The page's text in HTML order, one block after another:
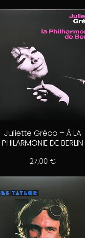
Juliette Gréco – À LA
PHILARMONIE DE BERLIN
Prix
27,00 €